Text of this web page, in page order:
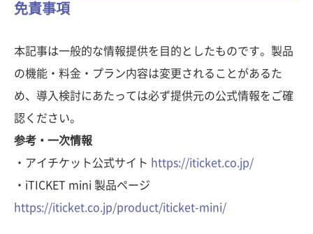
免責事項
本記事は一般的な情報提供を目的としたものです。製品
の機能・料金・プラン内容は変更されることがあるた
め、導入検討にあたっては必ず提供元の公式情報をご確
認ください。
参考・一次情報
・アイチケット公式サイト https://iticket.co.jp/
・iTICKET mini 製品ページ
https://iticket.co.jp/product/iticket-mini/